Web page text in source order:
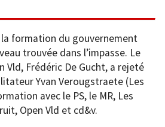
la formation du gouvernement
trouvée dans l’impasse. Le
Vld, Frédéric De Gucht, a rejeté
Yvan Verougstraete (Les
avec le PS, le MR, Les
Open Vld et cd&v.